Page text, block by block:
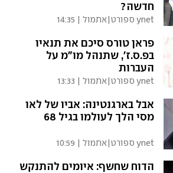
חדשה?
ynet ספורט | אתמול | 14:35
פראן טורס סיכם את תנאיו
בפ.ס.ז', שתנהל מו"מ על
העברות
ynet ספורט | אתמול | 13:33
אבל בארגנטינה: אביו של לאו
מסי הלך לעולמו בגיל 68
ynet ספורט | אתמול | 10:59
הדוח שחשף: איומים להתנקש